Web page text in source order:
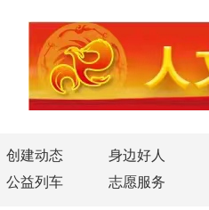
创建动态
身边好人
公益列车 志愿服务